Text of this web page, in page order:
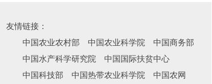
友情链接：
中国农业农村部
中国农业科学院
中国商务部
中国水产科学研究院
中国国际扶贫中心
中国科技部
中国热带农业科学院
中国农网